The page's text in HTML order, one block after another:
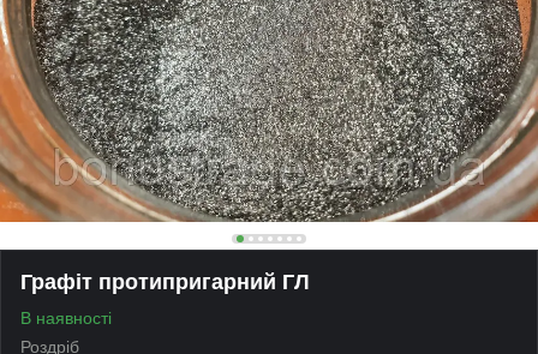
Графіт протипригарний ГЛ
В наявності
Роздріб